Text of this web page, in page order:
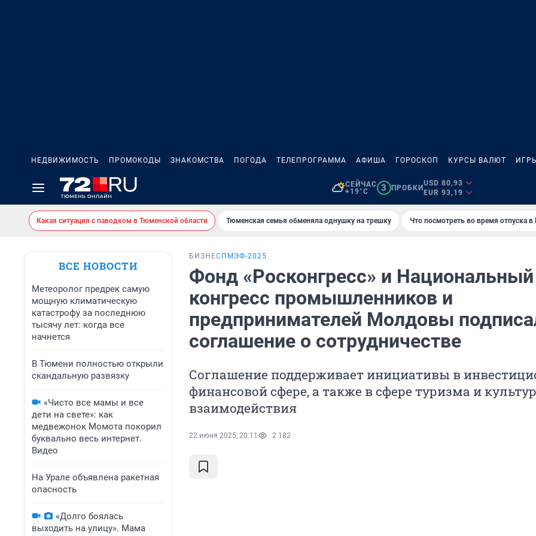
НЕДВИЖИМОСТЬ ПРОМОКОДЫ ЗНАКОМСТВА ПОГОДА ТЕЛЕПРОГРАММА АФИША ГОРОСКОП КУРСЫ ВАЛЮТ ИГРЫ
СЕЙЧАС
+19°C
3 ПРОБКИ
USD 80,93
EUR 93,19
Какая ситуация с паводком в Тюменской области Тюменская семья обменяла однушку на трешку Что посмотреть во время отпуска в
ВСЕ НОВОСТИ
Метеоролог предрек самую
мощную климатическую
катастрофу за последнюю
тысячу лет: когда все
начнется
В Тюмени полностью открыли
скандальную развязку
«Чисто все мамы и все
дети на свете»: как
медвежонок Момота покорил
буквально весь интернет.
Видео
На Урале объявлена ракетная
опасность
«Долго боялась
выходить на улицу». Мама
БИЗНЕС ПМЭФ-2025
Фонд «Росконгресс» и Национальный
конгресс промышленников и
предпринимателей Молдовы
соглашение о сотрудничестве
Соглашение поддерживает инициативы в
финансовой сфере, а также в сфере туризма и
взаимодействия
22 июня 2025, 20:11 2 182